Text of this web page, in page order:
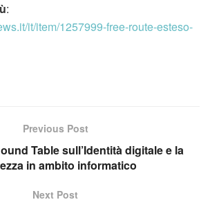
:
it/item/1257999-free-route-esteso-
Previous Post
Table sull’Identità digitale e la
in ambito informatico
Next Post